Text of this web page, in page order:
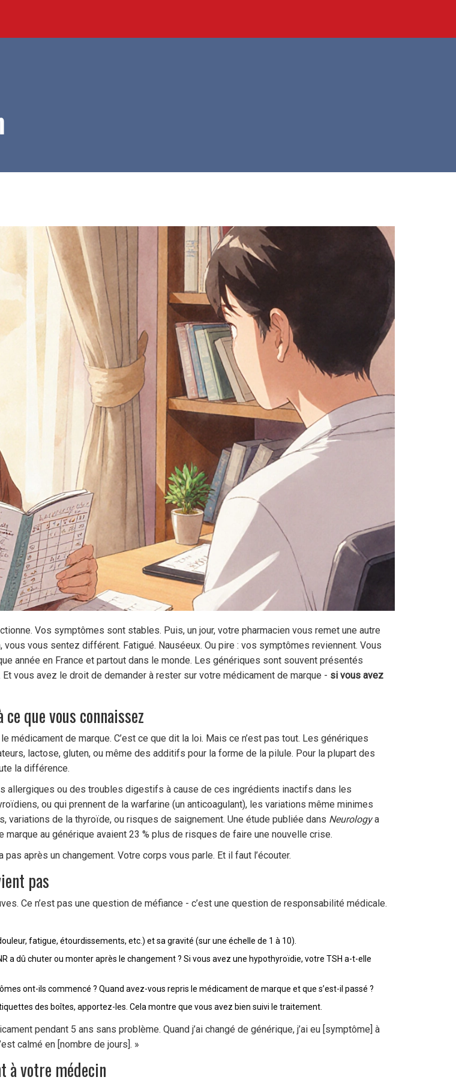
Vos symptômes sont stables. Puis, un jour, votre pharmacien vous remet une autre
vous sentez différent. Fatigué. Nauséeux. Ou pire : vos symptômes reviennent. Vous
année en France et partout dans le monde. Les génériques sont souvent présentés
vous avez le droit de demander à rester sur votre médicament de marque - si vous avez
que vous connaissez
médicament de marque. C’est ce que dit la loi. Mais ce n’est pas tout. Les génériques
lactose, gluten, ou même des additifs pour la forme de la pilule. Pour la plupart des
la différence.
allergiques ou des troubles digestifs à cause de ces ingrédients inactifs dans les
ou qui prennent de la warfarine (un anticoagulant), les variations même minimes
variations de la thyroïde, ou risques de saignement. Une étude publiée dans Neurologya
au générique avaient 23 % plus de risques de faire une nouvelle crise.
après un changement. Votre corps vous parle. Et il faut l’écouter.
pas
Ce n’est pas une question de méfiance - c’est une question de responsabilité médicale.
fatigue, étourdissements, etc.) et sa gravité (sur une échelle de 1 à 10).
a dû chuter ou monter après le changement ? Si vous avez une hypothyroïdie, votre TSH a-t-elle
ont-ils commencé ? Quand avez-vous repris le médicament de marque et que s’est-il passé ?
des boîtes, apportez-les. Cela montre que vous avez bien suivi le traitement.
pendant 5 ans sans problème. Quand j’ai changé de générique, j’ai eu [symptôme] à
calmé en [nombre de jours]. »
à votre médecin